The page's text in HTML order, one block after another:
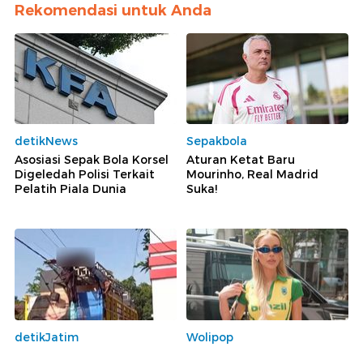
Rekomendasi untuk Anda
detikNews
Asosiasi Sepak Bola Korsel
Digeledah Polisi Terkait
Pelatih Piala Dunia
Sepakbola
Aturan Ketat Baru
Mourinho, Real Madrid
Suka!
detikJatim
Wolipop